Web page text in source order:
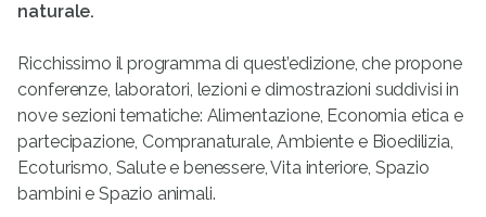
naturale.
Ricchissimo il programma di quest’edizione, che propone
conferenze, laboratori, lezioni e dimostrazioni suddivisi in
nove sezioni tematiche: Alimentazione, Economia etica e
partecipazione, Compranaturale, Ambiente e Bioedilizia,
Ecoturismo, Salute e benessere, Vita interiore, Spazio
bambini e Spazio animali.